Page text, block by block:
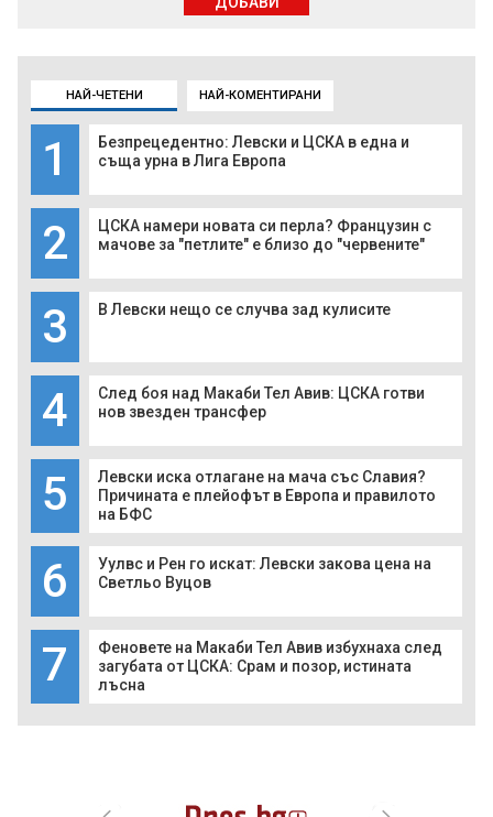
НАЙ-ЧЕТЕНИ НАЙ-КОМЕНТИРАНИ
1
Безпрецедентно: Левски и ЦСКА в една и
съща урна в Лига Европа
2
ЦСКА намери новата си перла? Французин с
мачове за "петлите" е близо до "червените"
3 В Левски нещо се случва зад кулисите
4
След боя над Макаби Тел Авив: ЦСКА готви
нов звезден трансфер
5
Левски иска отлагане на мача със Славия?
Причината е плейофът в Европа и правилото
на БФС
6
Уулвс и Рен го искат: Левски закова цена на
Светльо Вуцов
7
Феновете на Макаби Тел Авив избухнаха след
загубата от ЦСКА: Срам и позор, истината
лъсна